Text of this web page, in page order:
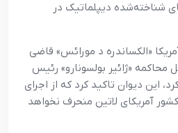
شناخته‌شده دیپلماتیک در
«الکساندره د مورائس» قاضی
محاکمه «ژائیر بولسونارو» رئیس
این دیوان تاکید کرد که از اجرای
آمریکای لاتین منحرف نخواهد